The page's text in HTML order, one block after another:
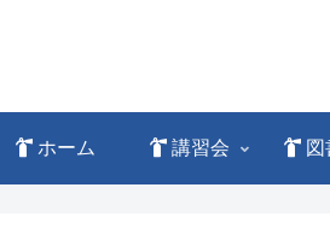
ホーム 講習会 図